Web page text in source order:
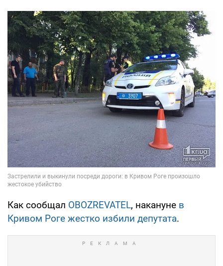
Как сообщал OBOZREVATEL, накануне в
Кривом Роге жестко избили депутата.